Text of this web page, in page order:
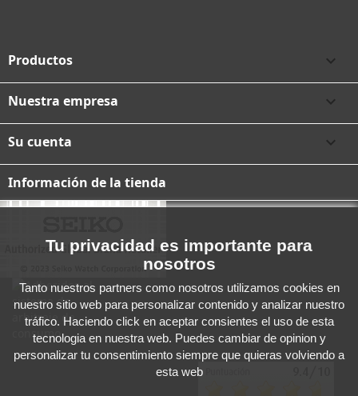
Productos 
Nuestra empresa 
Su cuenta 
Información de la tienda
Tu privacidad es importante para
nosotros
Tanto nuestros partners como nosotros utilizamos cookies en
nuestro sitio web para personalizar contenido y analizar nuestro
tráfico. Haciendo click en aceptar consientes el uso de esta
tecnologia en nuestra web. Puedes cambiar de opinion y
personalizar tu consentimiento siempre que quieras volviendo a
esta web